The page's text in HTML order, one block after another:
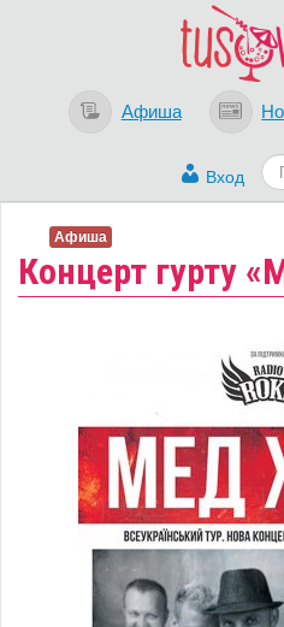
Афиша
Вход
Концерт гурту
Афиша